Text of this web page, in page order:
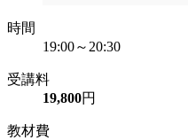
時間
19:00～20:30
受講料
19,800円
教材費